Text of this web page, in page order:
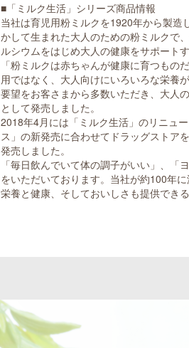
■「ミルク生活」シリーズ商品情報
当社は育児用粉ミルクを1920年から製
かして生まれた大人のための粉ミルクで
ルシウムをはじめ大人の健康をサポート
「粉ミルクは赤ちゃんが健康に育つも
用ではなく、大人向けにいろいろな栄養
要望をお客さまから多数いただき、大人
として発売しました。
2018年4月には「ミルク生活」のリニュ
ス」の新発売に合わせてドラッグストア
発売しました。
「毎日飲んでいて体の調子がいい」、
をいただいております。当社が約100年
栄養と健康、そしておいしさも提供でき